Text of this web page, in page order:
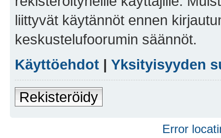
liittyvät käytännöt ennen
keskustelufoorumin säännöt.
Käyttöehdot | Yksityisyyden
Rekisteröidy
Error